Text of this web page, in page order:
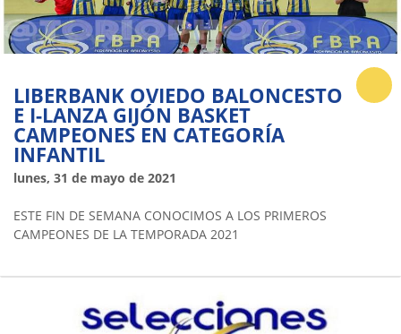
LIBERBANK OVIEDO BALONCESTO
E I-LANZA GIJÓN BASKET
CAMPEONES EN CATEGORÍA
INFANTIL
lunes, 31 de mayo de 2021
ESTE FIN DE SEMANA CONOCIMOS A LOS PRIMEROS
CAMPEONES DE LA TEMPORADA 2021